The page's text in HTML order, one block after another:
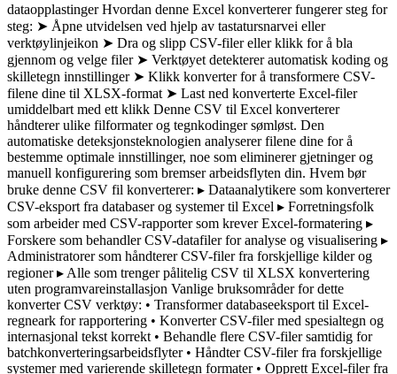
dataopplastinger Hvordan denne Excel konverterer fungerer steg for
steg: ➤ Åpne utvidelsen ved hjelp av tastatursnarvei eller
verktøylinjeikon ➤ Dra og slipp CSV-filer eller klikk for å bla
gjennom og velge filer ➤ Verktøyet detekterer automatisk koding og
skilletegn innstillinger ➤ Klikk konverter for å transformere CSV-
filene dine til XLSX-format ➤ Last ned konverterte Excel-filer
umiddelbart med ett klikk Denne CSV til Excel konverterer
håndterer ulike filformater og tegnkodinger sømløst. Den
automatiske deteksjonsteknologien analyserer filene dine for å
bestemme optimale innstillinger, noe som eliminerer gjetninger og
manuell konfigurering som bremser arbeidsflyten din. Hvem bør
bruke denne CSV fil konverterer: ▸ Dataanalytikere som konverterer
CSV-eksport fra databaser og systemer til Excel ▸ Forretningsfolk
som arbeider med CSV-rapporter som krever Excel-formatering ▸
Forskere som behandler CSV-datafiler for analyse og visualisering ▸
Administratorer som håndterer CSV-filer fra forskjellige kilder og
regioner ▸ Alle som trenger pålitelig CSV til XLSX konvertering
uten programvareinstallasjon Vanlige bruksområder for dette
konverter CSV verktøy: • Transformer databaseeksport til Excel-
regneark for rapportering • Konverter CSV-filer med spesialtegn og
internasjonal tekst korrekt • Behandle flere CSV-filer samtidig for
batchkonverteringsarbeidsflyter • Håndter CSV-filer fra forskjellige
systemer med varierende skilletegn formater • Opprett Excel-filer fra